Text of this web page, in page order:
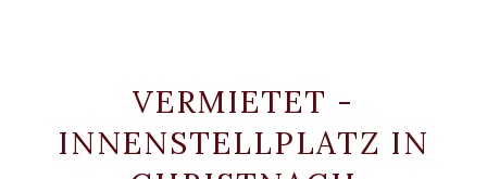
VERMIETET -
INNENSTELLPLATZ IN